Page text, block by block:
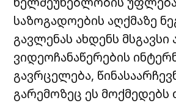
საზოგადოების აღქმაზე
გავლენას ახდენს
ვიდეოჩანაწერების
გავრცელება,
გარემოზეც ეს მოქმედებს